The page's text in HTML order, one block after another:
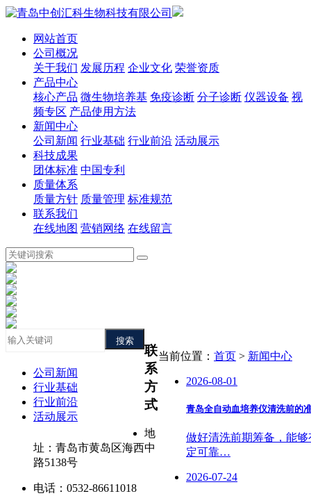
网站首页
公司概况
关于我们 发展历程 企业文化 荣誉资质
产品中心
核心产品 微生物培养基 免疫诊断 分子诊断 仪器设备 视
频专区 产品使用方法
新闻中心
公司新闻 行业基础 行业前沿 活动展示
科技成果
团体标准 中国专利
质量体系
质量方针 质量管理 标准规范
联系我们
在线地图 营销网络 在线留言
搜索
公司新闻
行业基础
行业前沿
活动展示
当前位置： 首页 > 新闻中心
2026-08-01
青岛全自动血培养仪清洗前的
做好清洗前期筹备，能
定可靠…
2026-07-24
联
系
方
式
地
址：青岛市黄岛区海西中
路5138号
电话：0532-86611018